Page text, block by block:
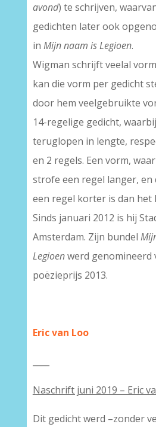
avond) te schrijven,
gedichten later ook
in Mijn naam is Legioen.
Wigman schrijft veelal
kan die vorm per gedicht
door hem veelgebruikte
14-regelige gedicht,
teruglopen in lengte,
en 2 regels. Een vorm,
strofe een regel langer, en
een regel korter is dan het
Sinds januari 2012 is hij
Amsterdam. Zijn bundel
Legioenwerd genomineerd
poëzieprijs 2013.
Eric van Loo
Naschrift juni 2019 – Eric
Dit gedicht werd –zonder